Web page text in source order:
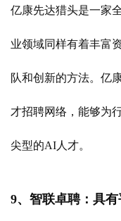
亿康先达猎头是一家
业领域同样有着丰富
队和创新的方法。亿
才招聘网络，能够为
尖型的AI人才。
9、智联卓聘：具